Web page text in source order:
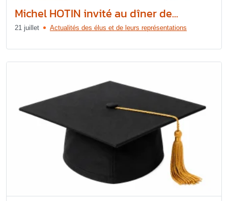
Michel HOTIN invité au dîner de...
21 juillet Actualités des élus et de leurs représentations